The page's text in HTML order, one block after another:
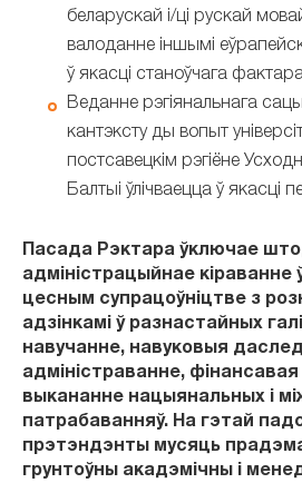
беларускай і/ці рускай
валоданне іншымі
ў якасці станоўчага
Веданне рэгіянальнага
кантэксту ды вопыт
постсавецкім рэгіёне
Балтыі ўлічваецца ў якасці
Пасада Рэктара ўключае
адміністрацыйнае кіраванне
цесным супрацоўніцтве з
адзінкамі ў разнастайных
навучанне, навуковыя
адміністраванне,
выкананне нацыянальных і
патрабаванняў. На гэтай
прэтэндэнты мусяць
грунтоўны акадэмічны і